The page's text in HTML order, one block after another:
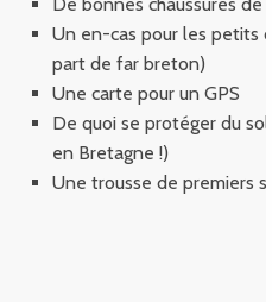
De bonnes chaussures de
Un en-cas pour les petits
part de far breton)
Une carte pour un GPS
De quoi se protéger du
en Bretagne !)
Une trousse de premiers